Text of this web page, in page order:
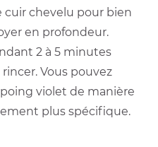
cuir chevelu pour bien
en profondeur.
2 à 5 minutes
Vous pouvez
violet de manière
plus spécifique.